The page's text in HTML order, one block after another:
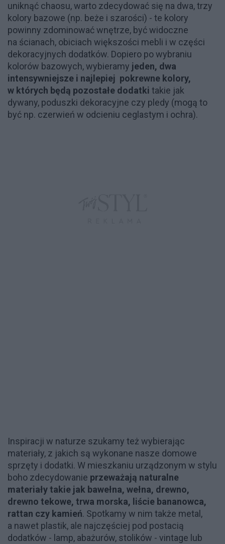
uniknąć chaosu, warto zdecydować się na dwa, trzy
kolory bazowe (np. beże i szarości) - te kolory
powinny zdominować wnętrze, być widoczne
na ścianach, obiciach większości mebli i w części
dekoracyjnych dodatków. Dopiero po wybraniu
kolorów bazowych, wybieramy jeden, dwa
intensywniejsze i najlepiej pokrewne kolory,
w których będą pozostałe dodatki takie jak
dywany, poduszki dekoracyjne czy pledy (mogą to
być np. czerwień w odcieniu ceglastym i ochra).
Inspiracji w naturze szukamy też wybierając
materiały, z jakich są wykonane nasze domowe
sprzęty i dodatki. W mieszkaniu urządzonym w stylu
boho zdecydowanie przeważają naturalne
materiały takie jak bawełna, wełna, drewno,
drewno tekowe, trwa morska, liście bananowca,
rattan czy kamień. Spotkamy w nim także metal,
a nawet plastik, ale najczęściej pod postacią
dodatków - lamp, abażurów, stolików - vintage lub